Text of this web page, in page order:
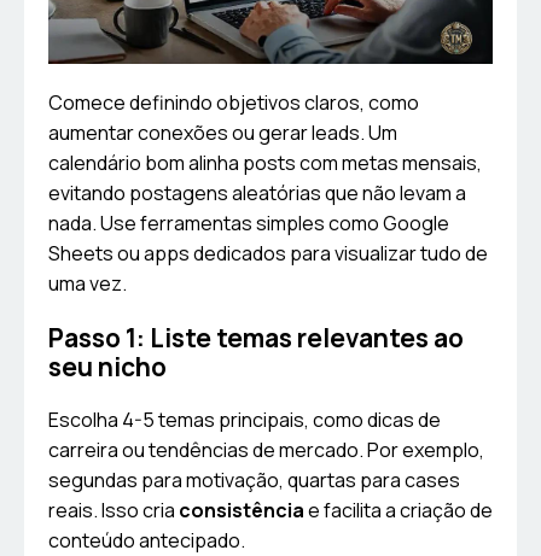
Comece definindo objetivos claros, como
aumentar conexões ou gerar leads. Um
calendário bom alinha posts com metas mensais,
evitando postagens aleatórias que não levam a
nada. Use ferramentas simples como Google
Sheets ou apps dedicados para visualizar tudo de
uma vez.
Passo 1: Liste temas relevantes ao
seu nicho
Escolha 4-5 temas principais, como dicas de
carreira ou tendências de mercado. Por exemplo,
segundas para motivação, quartas para cases
reais. Isso cria consistênciae facilita a criação de
conteúdo antecipado.